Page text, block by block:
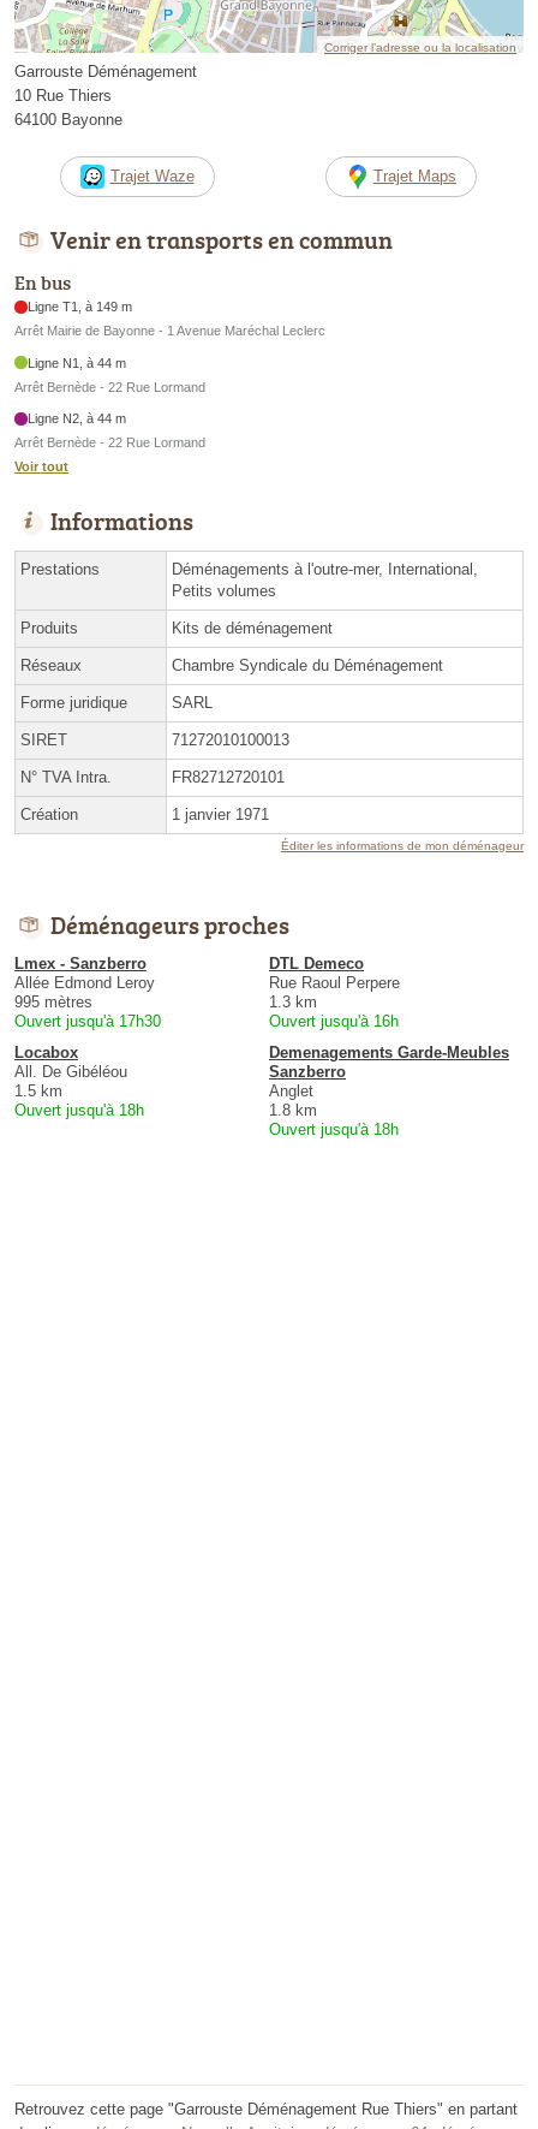
Corriger l’adresse ou la localisation
Garrouste Déménagement
10 Rue Thiers
64100 Bayonne
Trajet Waze Trajet Maps
Venir en transports en commun
En bus
Ligne T1, à 149 m
Arrêt Mairie de Bayonne - 1 Avenue Maréchal Leclerc
Ligne N1, à 44 m
Arrêt Bernède - 22 Rue Lormand
Ligne N2, à 44 m
Arrêt Bernède - 22 Rue Lormand
Voir tout
Informations
Prestations
Déménagements à l'outre-mer, International,
Petits volumes
Produits Kits de déménagement
Réseaux Chambre Syndicale du Déménagement
Forme juridique SARL
SIRET 71272010100013
N° TVA Intra. FR82712720101
Création 1 janvier 1971
Éditer les informations de mon déménageur
Déménageurs proches
Lmex - Sanzberro
Allée Edmond Leroy
995 mètres
Ouvert jusqu'à 17h30
DTL Demeco
Rue Raoul Perpere
1.3 km
Ouvert jusqu'à 16h
Locabox
All. De Gibéléou
1.5 km
Ouvert jusqu'à 18h
Demenagements Garde-Meubles
Sanzberro
Anglet
1.8 km
Ouvert jusqu'à 18h
Retrouvez cette page "Garrouste Déménagement Rue Thiers" en partant